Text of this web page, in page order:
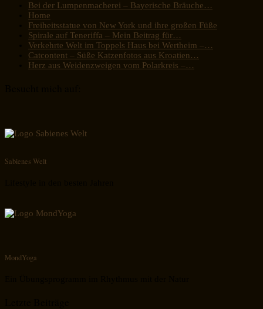
Bei der Lumpenmacherei – Bayerische Bräuche…
Home
Freiheitsstatue von New York und ihre großen Füße
Spirale auf Teneriffa – Mein Beitrag für…
Verkehrte Welt im Toppels Haus bei Wertheim –…
Catcontent – Süße Katzenfotos aus Kroatien…
Herz aus Weidenzweigen vom Polarkreis –…
Sabienes Welt
MondYoga